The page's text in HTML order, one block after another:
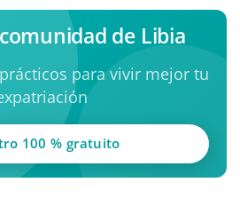
de Libia
para vivir mejor tu
100 % gratuito